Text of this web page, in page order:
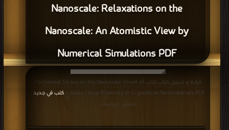
Nanoscale: Relaxations on the
Nanoscale: An Atomistic View by
Numerical Simulations PDF
قراءة و تحميل كتاب كتاب Mechanical Stress on the Nanoscale: Onset of
Plasticity in Crystalline Nanomaterials PDF مجانا | مكتبة >
كتب في جديد
التحميل : مرة/مرات